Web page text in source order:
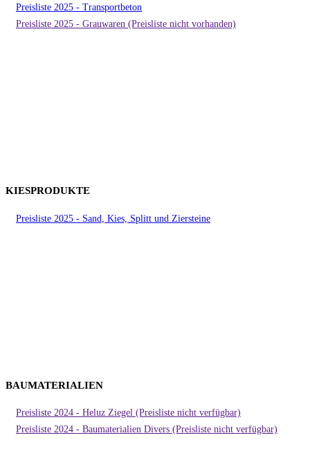
Preisliste 2025 - Transportbeton
Preisliste 2025 - Grauwaren (Preisliste nicht vorhanden)
KIESPRODUKTE
Preisliste 2025 - Sand, Kies, Splitt und Ziersteine
BAUMATERIALIEN
Preisliste 2024 - Heluz Ziegel (Preisliste nicht verfügbar)
Preisliste 2024 - Baumaterialien Divers (Preisliste nicht verfügbar)